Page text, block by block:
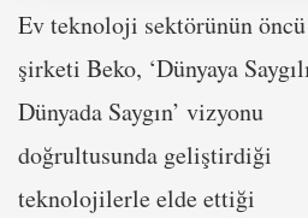
Ev teknoloji sektörünün öncü
şirketi Beko, ‘Dünyaya
Dünyada Saygın’ vizyonu
doğrultusunda geliştirdiği
teknolojilerle elde ettiği